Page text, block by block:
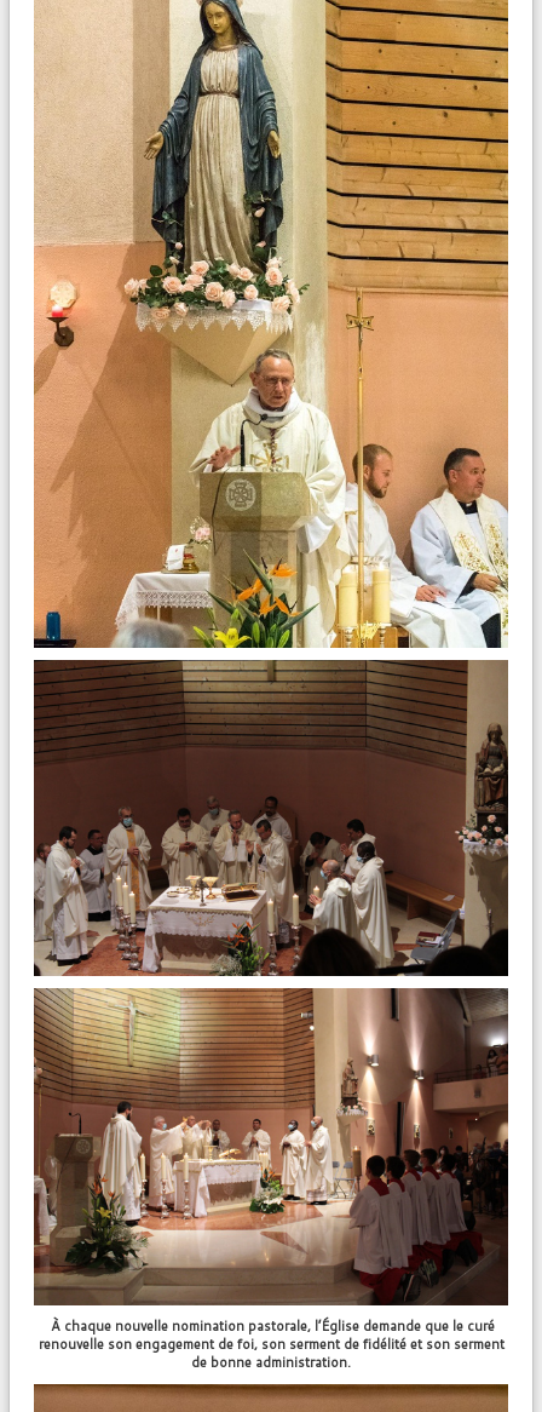
À chaque nouvelle nomination pastorale, l’Église demande que le curé
renouvelle son engagement de foi, son serment de fidélité et son serment
de bonne administration.